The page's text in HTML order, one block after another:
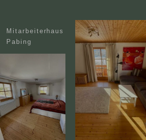
Mitarbeiterhaus
Pabing